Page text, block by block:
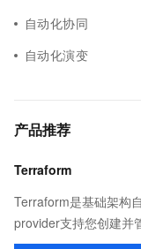
自动化协同
自动化演变
产品推荐
Terraform
Terraform是基础架构
provider支持您创建并
义、预览和部署云资